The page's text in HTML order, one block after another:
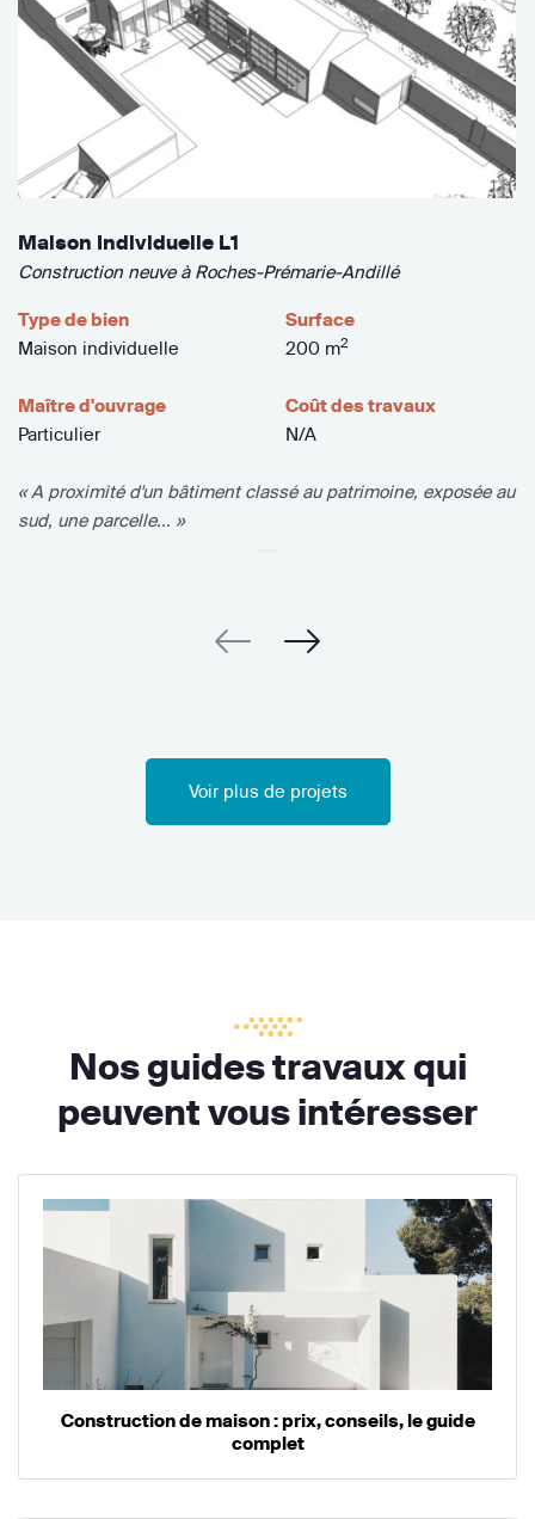
Maison Individuelle L1
Construction neuve à Roches-Prémarie-Andillé
Type de bien
Maison individuelle
Surface
200 m2
Maître d'ouvrage
Particulier
Coût des travaux
N/A
« A proximité d'un bâtiment classé au patrimoine, exposée au
sud, une parcelle... »
Voir plus de projets
Nos guides travaux qui
peuvent vous intéresser
Construction de maison : prix, conseils, le guide
complet